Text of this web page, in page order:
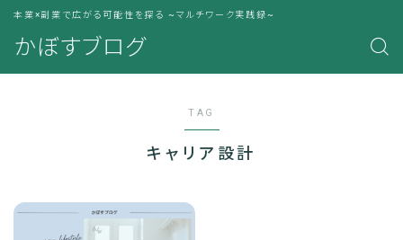
かぼすブログ
本業×副業で広がる可能性を探る ~マルチワーク実践録~
TAG
キャリア設計